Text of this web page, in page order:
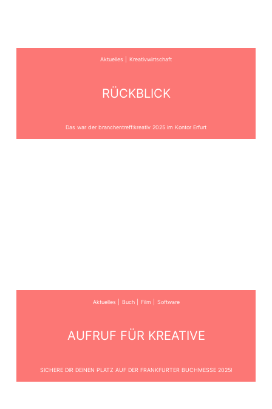
Aktuelles Kreativwirtschaft
RÜCKBLICK
Das war der branchentreff:kreativ 2025 im Kontor Erfurt
Aktuelles Buch Film Software
AUFRUF FÜR KREATIVE
SICHERE DIR DEINEN PLATZ AUF DER FRANKFURTER BUCHMESSE 2025!